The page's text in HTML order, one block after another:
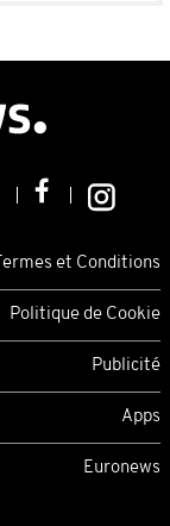
Termes et Conditions
Politique de Cookie
Publicité
Apps
Euronews